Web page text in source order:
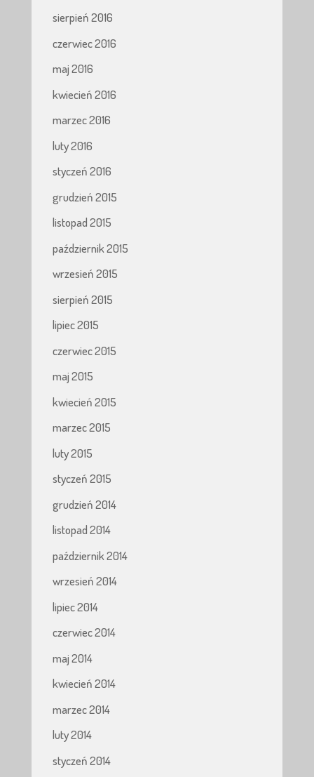
sierpień 2016
czerwiec 2016
maj 2016
kwiecień 2016
marzec 2016
luty 2016
styczeń 2016
grudzień 2015
listopad 2015
październik 2015
wrzesień 2015
sierpień 2015
lipiec 2015
czerwiec 2015
maj 2015
kwiecień 2015
marzec 2015
luty 2015
styczeń 2015
grudzień 2014
listopad 2014
październik 2014
wrzesień 2014
lipiec 2014
czerwiec 2014
maj 2014
kwiecień 2014
marzec 2014
luty 2014
styczeń 2014